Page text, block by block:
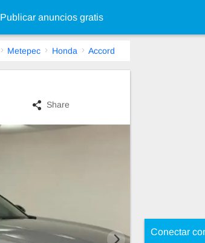
Publicar anuncios gratis
Metepec Honda Accord
Share
Conectar